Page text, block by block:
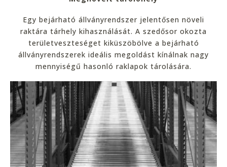
Egy bejárható állványrendszer jelentősen növeli
raktára tárhely kihasználását. A szedősor okozta
területveszteséget kiküszöbölve a bejárható
állványrendszerek ideális megoldást kínálnak nagy
mennyiségű hasonló raklapok tárolására.